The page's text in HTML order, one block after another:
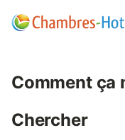
Comment ça
Chercher